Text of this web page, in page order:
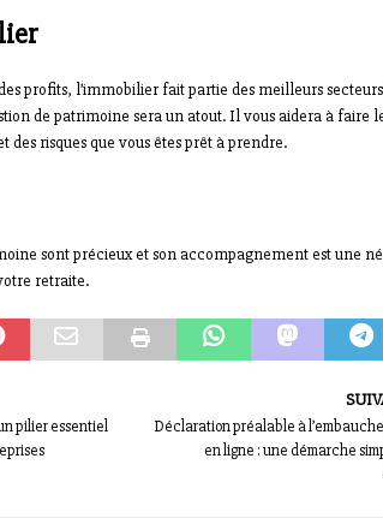
profits, l’immobilier fait partie des meilleurs
de patrimoine sera un atout. Il vous aidera à faire
des risques que vous êtes prêt à prendre.
sont précieux et son accompagnement est une
retraite.
pilier essentiel
Déclaration préalable à
en ligne : une démarche